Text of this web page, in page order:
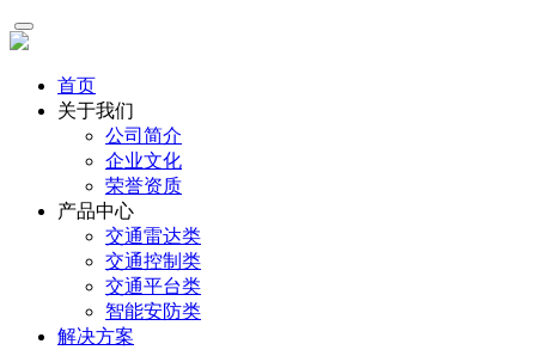
首页
关于我们
公司简介
企业文化
荣誉资质
产品中心
交通雷达类
交通控制类
交通平台类
智能安防类
解决方案